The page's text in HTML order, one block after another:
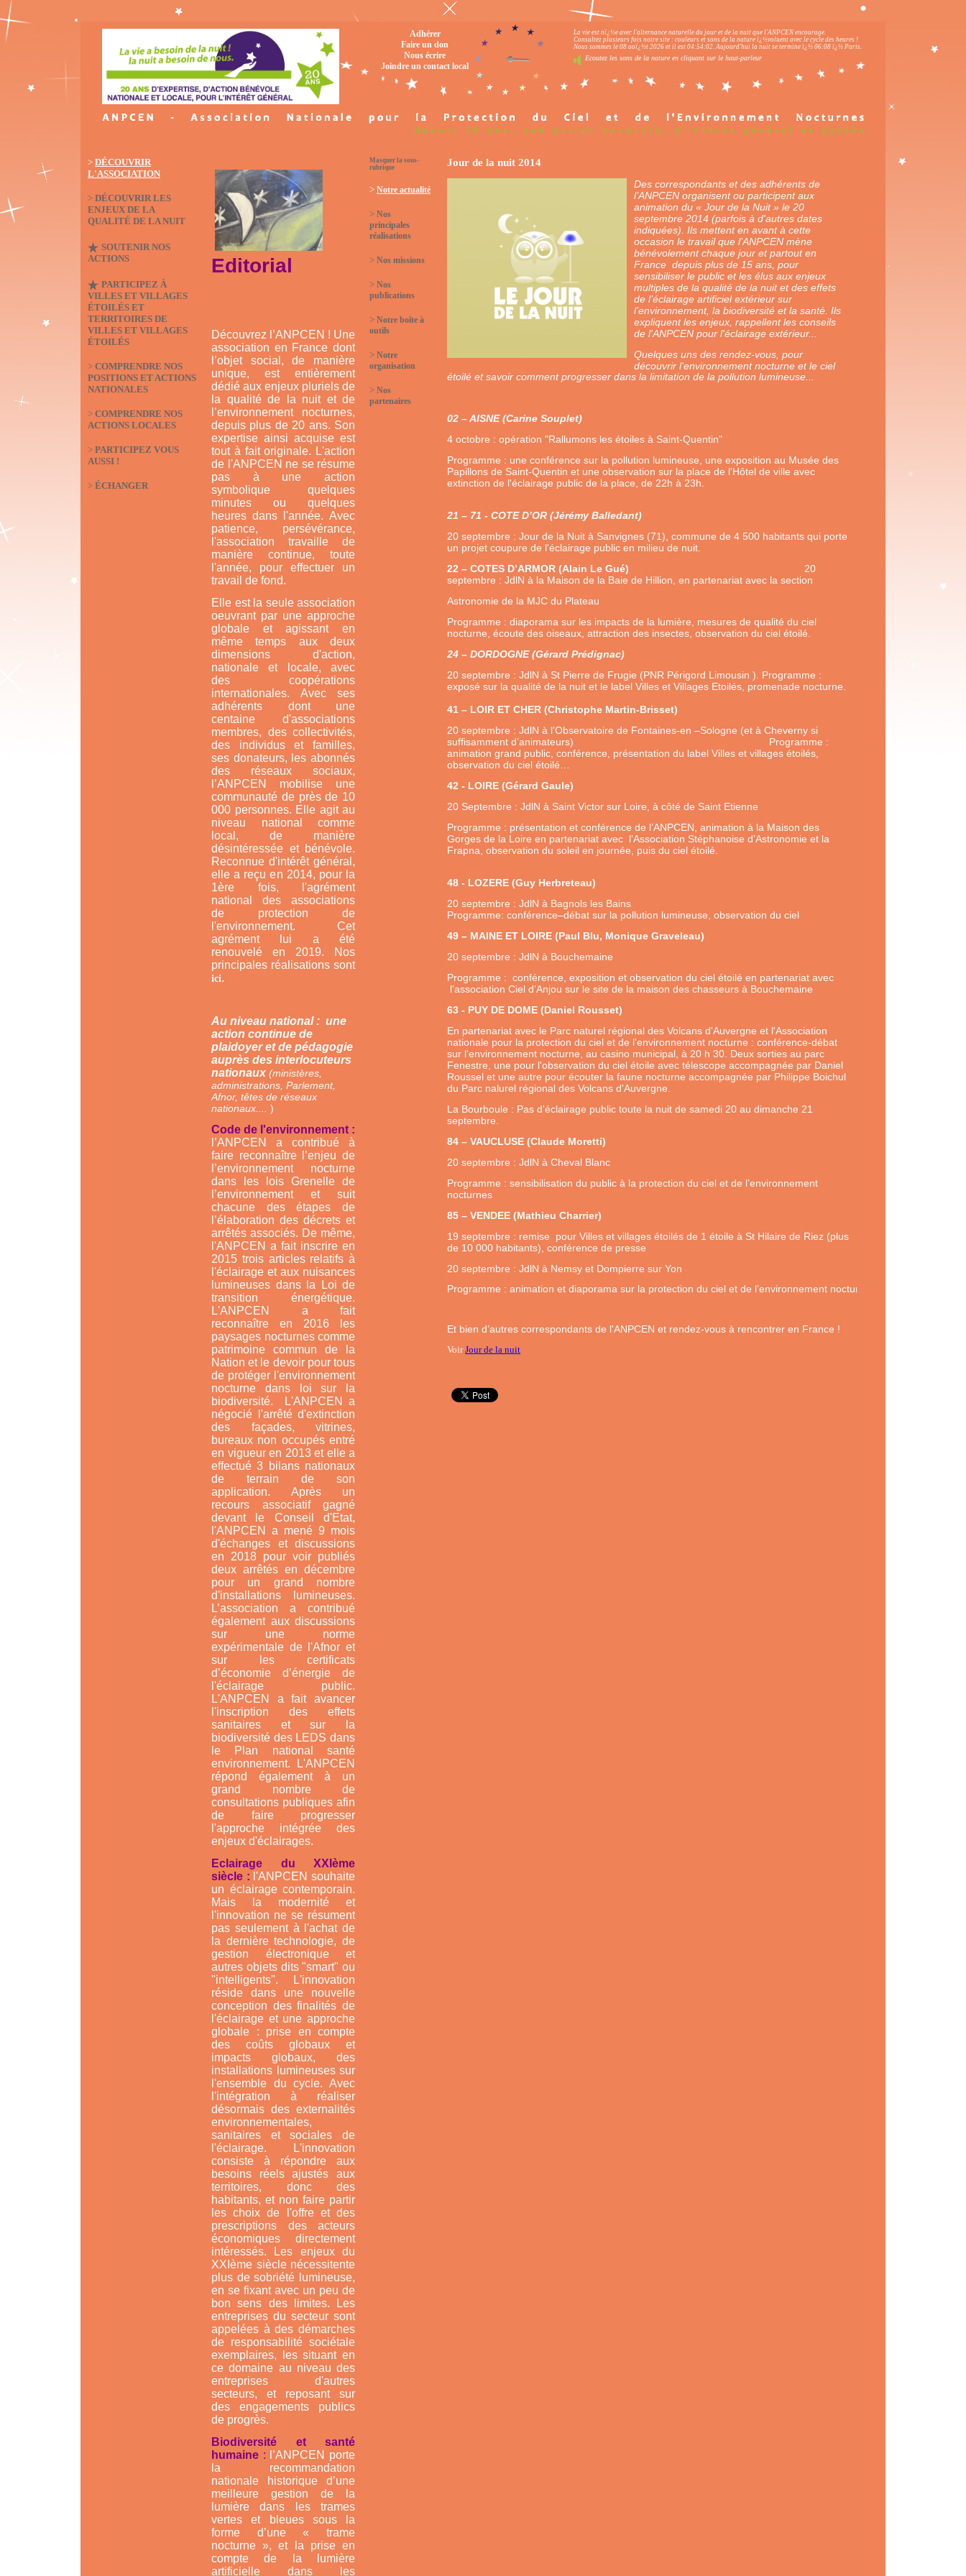
Adhérer
Faire un don
Nous écrire
Joindre un contact local
La vie est nï¿½e avec l'alternance naturelle du jour et de la nuit que l'ANPCEN encourage.
Consultez plusieurs fois notre site : couleurs et sons de la nature ï¿½voluent avec le cycle des heures !
Nous sommes le 08 aoï¿½t 2026 et il est 04:54:03.Aujourd'hui la nuit se termine ï¿½ 06:08 ï¿½ Paris.
Ecoutez les sons de la nature en cliquant sur le haut-parleur
> DÉCOUVRIR
L'ASSOCIATION
> DÉCOUVRIR LES
ENJEUX DE LA
QUALITÉ DE LA NUIT
SOUTENIR NOS
ACTIONS
PARTICIPEZ À
VILLES ET VILLAGES
ÉTOILÉS ET
TERRITOIRES DE
VILLES ET VILLAGES
ÉTOILÉS
> COMPRENDRE NOS
POSITIONS ET ACTIONS
NATIONALES
> COMPRENDRE NOS
ACTIONS LOCALES
> PARTICIPEZ VOUS
AUSSI !
> ÉCHANGER
Editorial
Découvrez l’ANPCEN ! Une
association en France dont
l’objet social, de manière
unique, est entièrement
dédié aux enjeux pluriels de
la qualité de la nuit et de
l’environnement nocturnes,
depuis plus de 20 ans. Son
expertise ainsi acquise est
tout à fait originale. L'action
de l'ANPCEN ne se résume
pas à une action
symbolique quelques
minutes ou quelques
heures dans l'année. Avec
patience, persévérance,
l'association travaille de
manière continue, toute
l'année, pour effectuer un
travail de fond.
Elle est la seule association
oeuvrant par une approche
globale et agissant en
même temps aux deux
dimensions d'action,
nationale et locale, avec
des coopérations
internationales. Avec ses
adhérents dont une
centaine d'associations
membres, des collectivités,
des individus et familles,
ses donateurs, les abonnés
des réseaux sociaux,
l’ANPCEN mobilise une
communauté de près de 10
000 personnes. Elle agit au
niveau national comme
local, de manière
désintéressée et bénévole.
Reconnue d'intérêt général,
elle a reçu en 2014, pour la
1ère fois, l'agrément
national des associations
de protection de
l'environnement. Cet
agrément lui a été
renouvelé en 2019. Nos
principales réalisations sont
ici.
Au niveau national : une
action continue de
plaidoyer et de pédagogie
auprès des interlocuteurs
nationaux (ministères,
administrations, Parlement,
Afnor, têtes de réseaux
nationaux....
)
Code de l'environnement :
l’ANPCEN a contribué à
faire reconnaître l’enjeu de
l’environnement nocturne
dans les lois Grenelle de
l’environnement et suit
chacune des étapes de
l’élaboration des décrets et
arrêtés associés. De même,
l'ANPCEN a fait inscrire en
2015 trois articles relatifs à
l'éclairage et aux nuisances
lumineuses dans la Loi de
transition énergétique.
L'ANPCEN a fait
reconnaître en 2016 les
paysages nocturnes comme
patrimoine commun de la
Nation et le devoir pour tous
de protéger l'environnement
nocturne dans loi sur la
biodiversité.
L'ANPCEN a
négocié l'arrêté d'extinction
des façades, vitrines,
bureaux non occupés entré
en vigueur en 2013 et elle a
effectué 3 bilans nationaux
de terrain de son
application. Après un
recours associatif gagné
devant le Conseil d'Etat,
l'ANPCEN a mené 9 mois
d'échanges et discussions
en 2018 pour voir publiés
deux arrêtés en décembre
pour un grand nombre
d'installations lumineuses.
L’association a contribué
également aux discussions
sur une norme
expérimentale de l'Afnor et
sur les certificats
d’économie d’énergie de
l'éclairage public.
L'ANPCEN a fait avancer
l'inscription des effets
sanitaires et sur la
biodiversité des LEDS dans
le Plan national santé
environnement. L'ANPCEN
répond également à un
grand nombre de
consultations publiques afin
de faire progresser
l'approche intégrée des
enjeux d'éclairages.
Eclairage du XXIème
siècle : l'ANPCEN souhaite
un éclairage contemporain.
Mais la modernité et
l'innovation ne se résument
pas seulement à l'achat de
la dernière technologie, de
gestion électronique et
autres objets dits "smart" ou
"intelligents". L'innovation
réside dans une nouvelle
conception des finalités de
l'éclairage et une approche
globale : prise en compte
des coûts globaux et
impacts globaux, des
installations lumineuses sur
l'ensemble du cycle. Avec
l'intégration à réaliser
désormais des externalités
environnementales,
sanitaires et sociales de
l'éclairage. L'innovation
consiste à répondre aux
besoins réels ajustés aux
territoires, donc des
habitants, et non faire partir
les choix de l'offre et des
prescriptions des acteurs
économiques directement
intéressés. Les enjeux du
XXIème siècle nécessitente
plus de sobriété lumineuse,
en se fixant avec un peu de
bon sens des limites. Les
entreprises du secteur sont
appelées à des démarches
de responsabilité sociétale
exemplaires, les situant en
ce domaine au niveau des
entreprises d'autres
secteurs, et reposant sur
des engagements publics
de progrès.
Biodiversité et santé
humaine : l’ANPCEN porte
la recommandation
nationale historique d’une
meilleure gestion de la
lumière dans les trames
vertes et bleues sous la
forme d’une « trame
nocturne », et la prise en
compte de la lumière
artificielle dans les
Masquer la sous-
rubrique
> Notre actualité
> Nos
principales
réalisations
> Nos missions
> Nos
publications
> Notre boîte à
outils
> Notre
organisation
> Nos
partenaires
Jour de la nuit 2014
Des correspondants et des adhérents de
l’ANPCEN organisent ou participent aux
animation du « Jour de la Nuit » le 20
septembre 2014 (parfois à d'autres dates
indiquées). Ils mettent en avant à cette
occasion le travail que l’ANPCEN mène
bénévolement chaque jour et partout en
France depuis plus de 15 ans, pour
sensibiliser le public et les élus aux enjeux
multiples de la qualité de la nuit et des effets
de l’éclairage artificiel extérieur sur
l’environnement, la biodiversité et la santé. Ils
expliquent les enjeux, rappellent les conseils
de l'ANPCEN pour l'éclairage extérieur...
Quelques uns des rendez-vous, pour
découvrir l'environnement nocturne et le ciel
étoilé et savoir comment progresser dans la limitation de la pollution lumineuse...
02 – AISNE (Carine Souplet)
4 octobre : opération "Rallumons les étoiles à Saint-Quentin"
Programme : une conférence sur la pollution lumineuse, une exposition au Musée des
Papillons de Saint-Quentin et une observation sur la place de l'Hôtel de ville avec
extinction de l'éclairage public de la place, de 22h à 23h.
21 – 71 - COTE D’OR (Jérémy Balledant)
20 septembre : Jour de la Nuit à Sanvignes (71), commune de 4 500 habitants qui porte
un projet coupure de l'éclairage public en milieu de nuit.
22 – COTES D’ARMOR (Alain Le Gué) 20
septembre : JdlN à la Maison de la Baie de Hillion, en partenariat avec la section
Astronomie de la MJC du Plateau
Programme : diaporama sur les impacts de la lumière, mesures de qualité du ciel
nocturne, écoute des oiseaux, attraction des insectes, observation du ciel étoilé.
24 – DORDOGNE (Gérard Prédignac)
20 septembre : JdlN à St Pierre de Frugie (PNR Périgord Limousin ). Programme :
exposé sur la qualité de la nuit et le label Villes et Villages Etoilés, promenade nocturne.
41 – LOIR ET CHER (Christophe Martin-Brisset)
20 septembre : JdlN à l’Observatoire de Fontaines-en –Sologne (et à Cheverny si
suffisamment d’animateurs) Programme :
animation grand public, conférence, présentation du label Villes et villages étoilés,
observation du ciel étoilé…
42 - LOIRE (Gérard Gaule)
20 Septembre : JdlN à Saint Victor sur Loire, à côté de Saint Etienne
Programme : présentation et conférence de l’ANPCEN, animation à la Maison des
Gorges de la Loire en partenariat avec l’Association Stéphanoise d’Astronomie et la
Frapna, observation du soleil en journée, puis du ciel étoilé.
48 - LOZERE (Guy Herbreteau)
20 septembre : JdlN à Bagnols les Bains
Programme: conférence–débat sur la pollution lumineuse, observation du ciel
49 – MAINE ET LOIRE (Paul Blu, Monique Graveleau)
20 septembre : JdlN à Bouchemaine
Programme : conférence, exposition et observation du ciel étoilé en partenariat avec
l’association Ciel d’Anjou sur le site de la maison des chasseurs à Bouchemaine
63 - PUY DE DOME (Daniel Rousset)
En partenariat avec le Parc naturel régional des Volcans d'Auvergne et l'Association
nationale pour la protection du ciel et de l'environnement nocturne : conférence-débat
sur l'environnement nocturne, au casino municipal, à 20 h 30. Deux sorties au parc
Fenestre, une pour l'observation du ciel étoile avec télescope accompagnée par Daniel
Roussel et une autre pour écouter la faune nocturne accompagnée par Philippe Boichul
du Parc nalurel régional des Volcans d'Auvergne.
La Bourboule : Pas d'éclairage public toute la nuit de samedi 20 au dimanche 21
septembre.
84 – VAUCLUSE (Claude Moretti)
20 septembre : JdlN à Cheval Blanc
Programme : sensibilisation du public à la protection du ciel et de l’environnement
nocturnes
85 – VENDEE (Mathieu Charrier)
19 septembre : remise pour Villes et villages étoilés de 1 étoile à St Hilaire de Riez (plus
de 10 000 habitants), conférence de presse
20 septembre : JdlN à Nemsy et Dompierre sur Yon
Programme : animation et diaporama sur la protection du ciel et de l’environnement nocturnes, débat
Et bien d’autres correspondants de l'ANPCEN et rendez-vous à rencontrer en France !
VoirJour de la nuit